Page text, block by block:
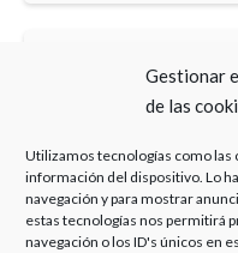
Gestionar
de las
Utilizamos tecnologías como las
información del dispositivo. Lo
navegación y para mostrar
estas tecnologías nos permitirá
navegación o los ID's únicos en
Parque Denia
Bufete Experto